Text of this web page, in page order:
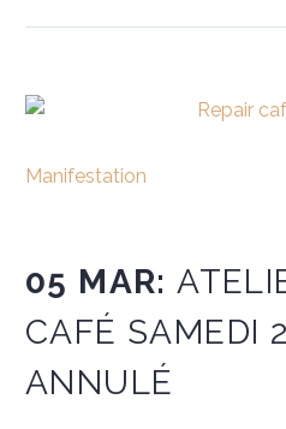
Manifestation
05 MAR:
CAFÉ SAMEDI
ANNULÉ